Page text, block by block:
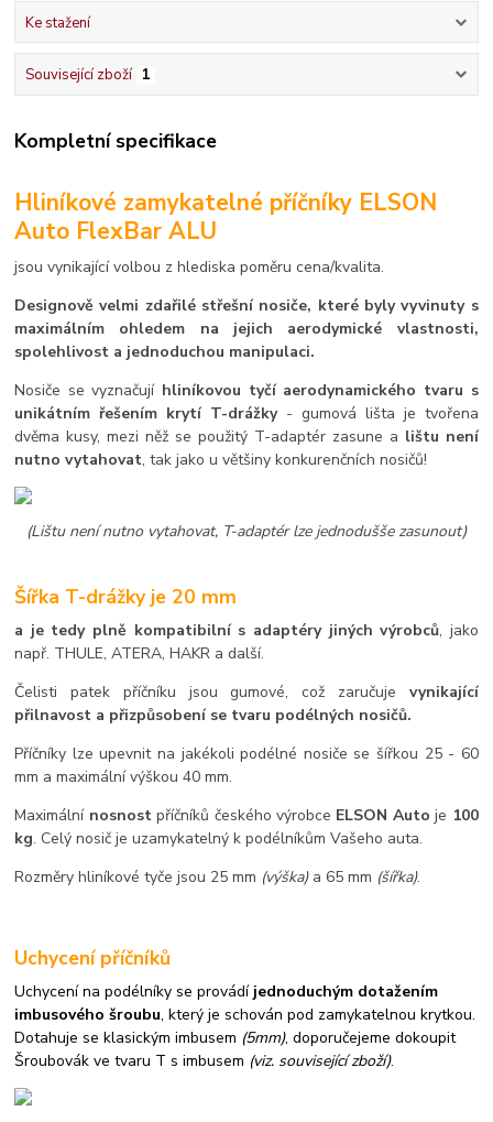
Ke stažení
Související zboží 1
Kompletní specifikace
Hliníkové zamykatelné příčníky ELSON
Auto FlexBar ALU
jsou vynikající volbou z hlediska poměru cena/kvalita.
Designově velmi zdařilé střešní nosiče, které byly vyvinuty s
maximálním ohledem na jejich aerodymické vlastnosti,
spolehlivost a jednoduchou manipulaci.
Nosiče se vyznačují hliníkovou tyčí aerodynamického tvaru s
unikátním řešením krytí T-drážky- gumová lišta je tvořena
dvěma kusy, mezi něž se použitý T-adaptér zasune a lištu není
nutno vytahovat, tak jako u většiny konkurenčních nosičů!
(Lištu není nutno vytahovat, T-adaptér lze jednodušše zasunout)
Šířka T-drážky je 20 mm
a je tedy plně kompatibilní s adaptéry jiných výrobců, jako
např. THULE, ATERA, HAKR a další.
Čelisti patek příčníku jsou gumové, což zaručuje vynikající
přilnavost a přizpůsobení se tvaru podélných nosičů.
Příčníky lze upevnit na jakékoli podélné nosiče se šířkou 25 - 60
mm a maximální výškou 40 mm.
Maximální nosnostpříčníků českého výrobce ELSON Autoje 100
kg. Celý nosič je uzamykatelný k podélníkům Vašeho auta.
Rozměry hliníkové tyče jsou 25 mm (výška)a 65 mm (šířka).
Uchycení příčníků
Uchycení na podélníky se provádí jednoduchým dotažením
imbusového šroubu, který je schován pod zamykatelnou krytkou.
Dotahuje se klasickým imbusem (5mm), doporučejeme dokoupit
Šroubovák ve tvaru T s imbusem (viz. související zboží).